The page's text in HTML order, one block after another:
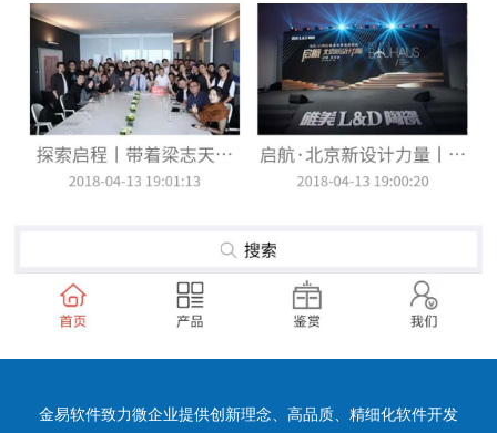
金易软件致力微企业提供创新理念、高品质、精细化软件开发